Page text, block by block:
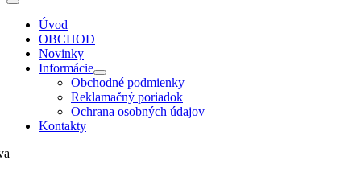
Toggle
Navigation
Úvod
OBCHOD
Novinky
Informácie
Obchodné podmienky
Reklamačný poriadok
Ochrana osobných údajov
Kontakty